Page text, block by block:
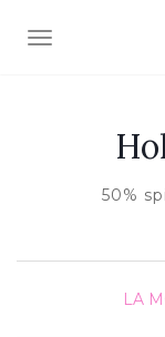
AFFICHER/
50%
LA